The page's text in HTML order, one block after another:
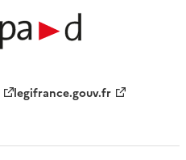
legifrance.gouv.fr